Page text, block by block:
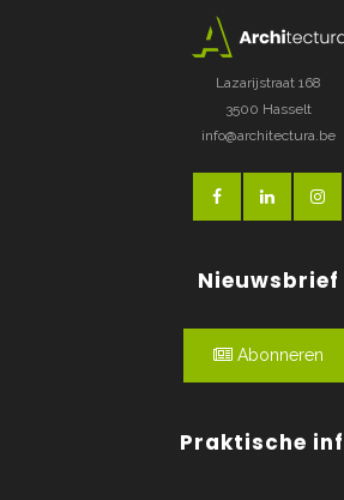
Lazarijstraat 168
3500 Hasselt
info@architectura.be
Nieuwsbrief
Abonneren
Praktische